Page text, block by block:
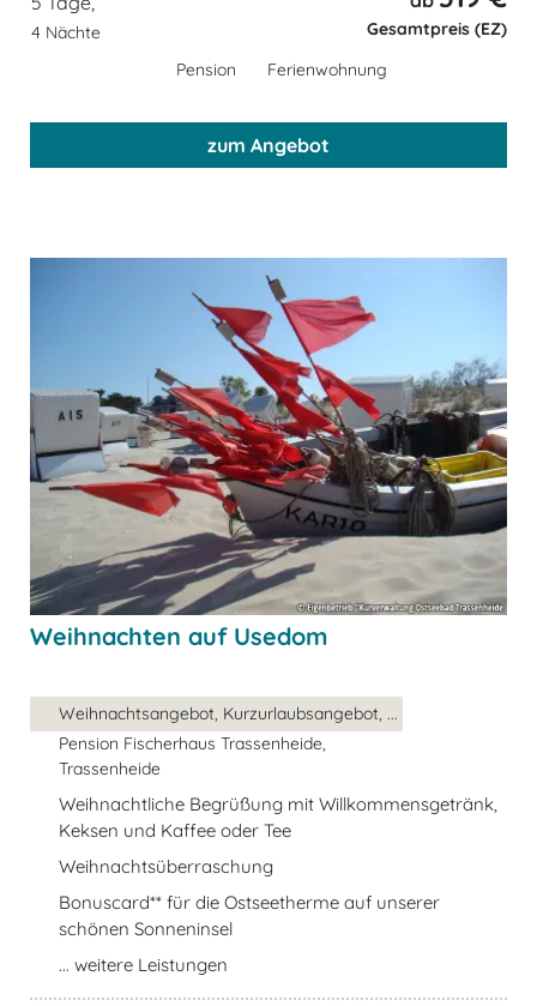
4 Nächte
Gesamtpreis (EZ)
Pension
Ferienwohnung
zum Angebot
Weihnachten auf Usedom
Weihnachtsangebot, Kurzurlaubsangebot, ...
Pension Fischerhaus Trassenheide,
Trassenheide
Weihnachtliche Begrüßung mit Willkommensgetränk,
Keksen und Kaffee oder Tee
Weihnachtsüberraschung
Bonuscard** für die Ostseetherme auf unserer
schönen Sonneninsel
... weitere Leistungen